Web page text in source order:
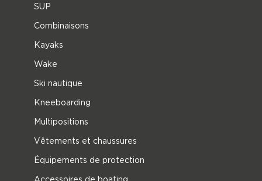
SUP
Combinaisons
Kayaks
Wake
Ski nautique
Kneeboarding
Multipositions
Vêtements et chaussures
Équipements de protection
Accessoires de boating